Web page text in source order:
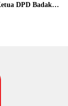
DPD Badak